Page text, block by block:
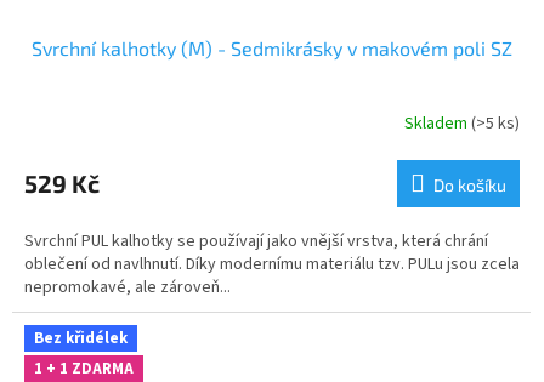
Svrchní kalhotky (M) - Sedmikrásky v makovém poli SZ
Skladem (>5 ks)
529 Kč Do košíku
Svrchní PUL kalhotky se používají jako vnější vrstva, která chrání
oblečení od navlhnutí. Díky modernímu materiálu tzv. PULu jsou zcela
nepromokavé, ale zároveň...
Bez křidélek
1 + 1 ZDARMA